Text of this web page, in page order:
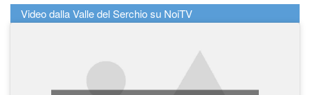
Video dalla Valle del Serchio su NoiTV